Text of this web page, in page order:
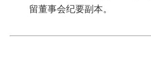
留董事会纪要副本。